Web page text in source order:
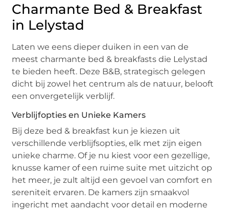
Charmante Bed & Breakfast
in Lelystad
Laten we eens dieper duiken in een van de
meest charmante bed & breakfasts die Lelystad
te bieden heeft. Deze B&B, strategisch gelegen
dicht bij zowel het centrum als de natuur, belooft
een onvergetelijk verblijf.
Verblijfopties en Unieke Kamers
Bij deze bed & breakfast kun je kiezen uit
verschillende verblijfsopties, elk met zijn eigen
unieke charme. Of je nu kiest voor een gezellige,
knusse kamer of een ruime suite met uitzicht op
het meer, je zult altijd een gevoel van comfort en
sereniteit ervaren. De kamers zijn smaakvol
ingericht met aandacht voor detail en moderne